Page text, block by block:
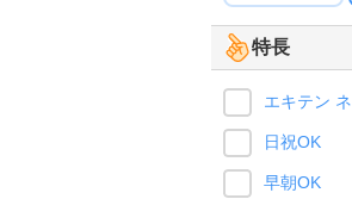
特長
エキテン
日祝OK
早朝OK